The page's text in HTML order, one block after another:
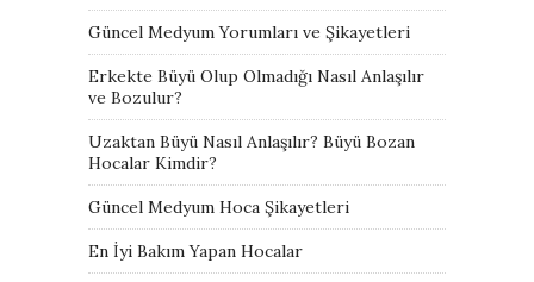
Güncel Medyum Yorumları ve Şikayetleri
Erkekte Büyü Olup Olmadığı Nasıl Anlaşılır
ve Bozulur?
Uzaktan Büyü Nasıl Anlaşılır? Büyü Bozan
Hocalar Kimdir?
Güncel Medyum Hoca Şikayetleri
En İyi Bakım Yapan Hocalar